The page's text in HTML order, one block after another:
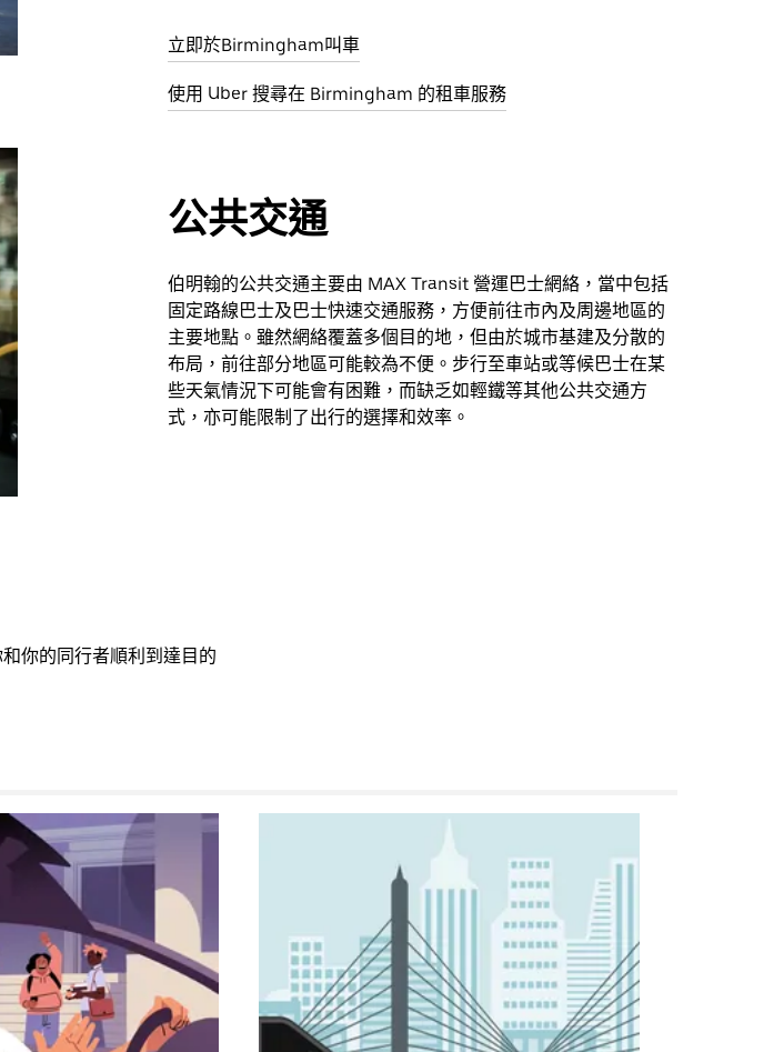
立即於Birmingham叫車
使用 Uber 搜尋在 Birmingham 的租車服務
公共交通
伯明翰的公共交通主要由 MAX Transit 營運巴士網絡，當中包括
固定路線巴士及巴士快速交通服務，方便前往市內及周邊地區的
主要地點。雖然網絡覆蓋多個目的地，但由於城市基建及分散的
布局，前往部分地區可能較為不便。步行至車站或等候巴士在某
些天氣情況下可能會有困難，而缺乏如輕鐵等其他公共交通方
式，亦可能限制了出行的選擇和效率。
你的同行者順利到達目的